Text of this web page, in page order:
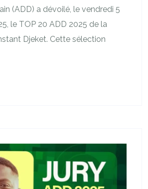
(ADD) a dévoilé, le vendredi 5
le TOP 20 ADD 2025 de la
Djeket. Cette sélection